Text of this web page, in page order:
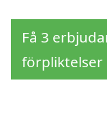
Få 3
förpliktelser